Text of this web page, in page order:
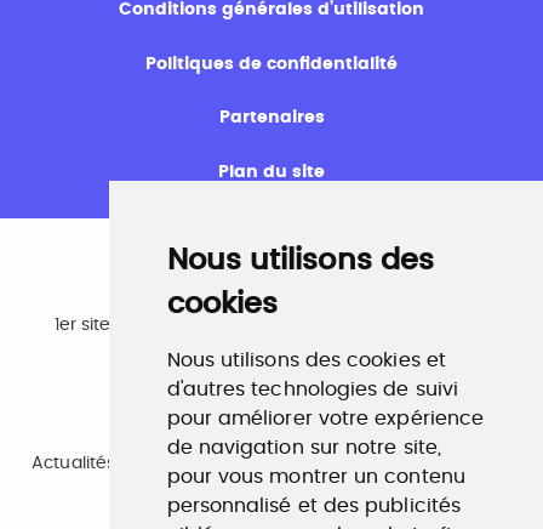
Nous utilisons des
cookies
Nous utilisons des cookies et
d'autres technologies de suivi
pour améliorer votre expérience
de navigation sur notre site,
pour vous montrer un contenu
personnalisé et des publicités
Conditions générales d’utilisation
Politiques de confidentialité
Partenaires
Plan du site
Emploi
1er site emploi du secteur culturel 784.000 visites et
www.profilculture.com
Formation
Actualités, guide et annuaire des formations aux métiers
de la culture.
www.profilculture-formation.com